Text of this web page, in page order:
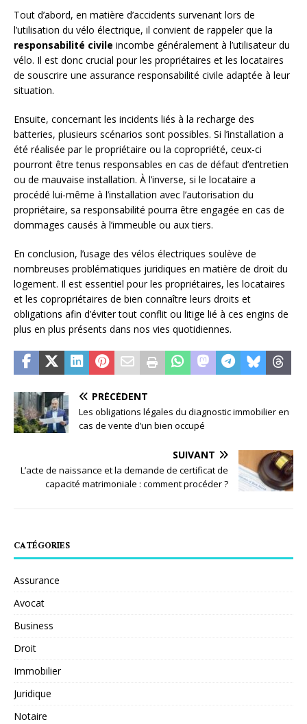
Tout d’abord, en matière d’accidents survenant lors de
l’utilisation du vélo électrique, il convient de rappeler que la
responsabilité civile incombe généralement à l’utilisateur du
vélo. Il est donc crucial pour les propriétaires et les locataires
de souscrire une assurance responsabilité civile adaptée à leur
situation.
Ensuite, concernant les incidents liés à la recharge des
batteries, plusieurs scénarios sont possibles. Si l’installation a
été réalisée par le propriétaire ou la copropriété, ceux-ci
pourront être tenus responsables en cas de défaut d’entretien
ou de mauvaise installation. À l’inverse, si le locataire a
procédé lui-même à l’installation avec l’autorisation du
propriétaire, sa responsabilité pourra être engagée en cas de
dommages causés à l’immeuble ou aux tiers.
En conclusion, l’usage des vélos électriques soulève de
nombreuses problématiques juridiques en matière de droit du
logement. Il est essentiel pour les propriétaires, les locataires
et les copropriétaires de bien connaître leurs droits et
obligations afin d’éviter tout conflit ou litige lié à ces engins de
plus en plus présents dans nos vies quotidiennes.
PRÉCÉDENT
Les obligations légales du diagnostic immobilier en
cas de vente d’un bien occupé
SUIVANT
L’acte de naissance et la demande de certificat de
capacité matrimoniale : comment procéder ?
CATÉGORIES
Assurance
Avocat
Business
Droit
Immobilier
Juridique
Notaire